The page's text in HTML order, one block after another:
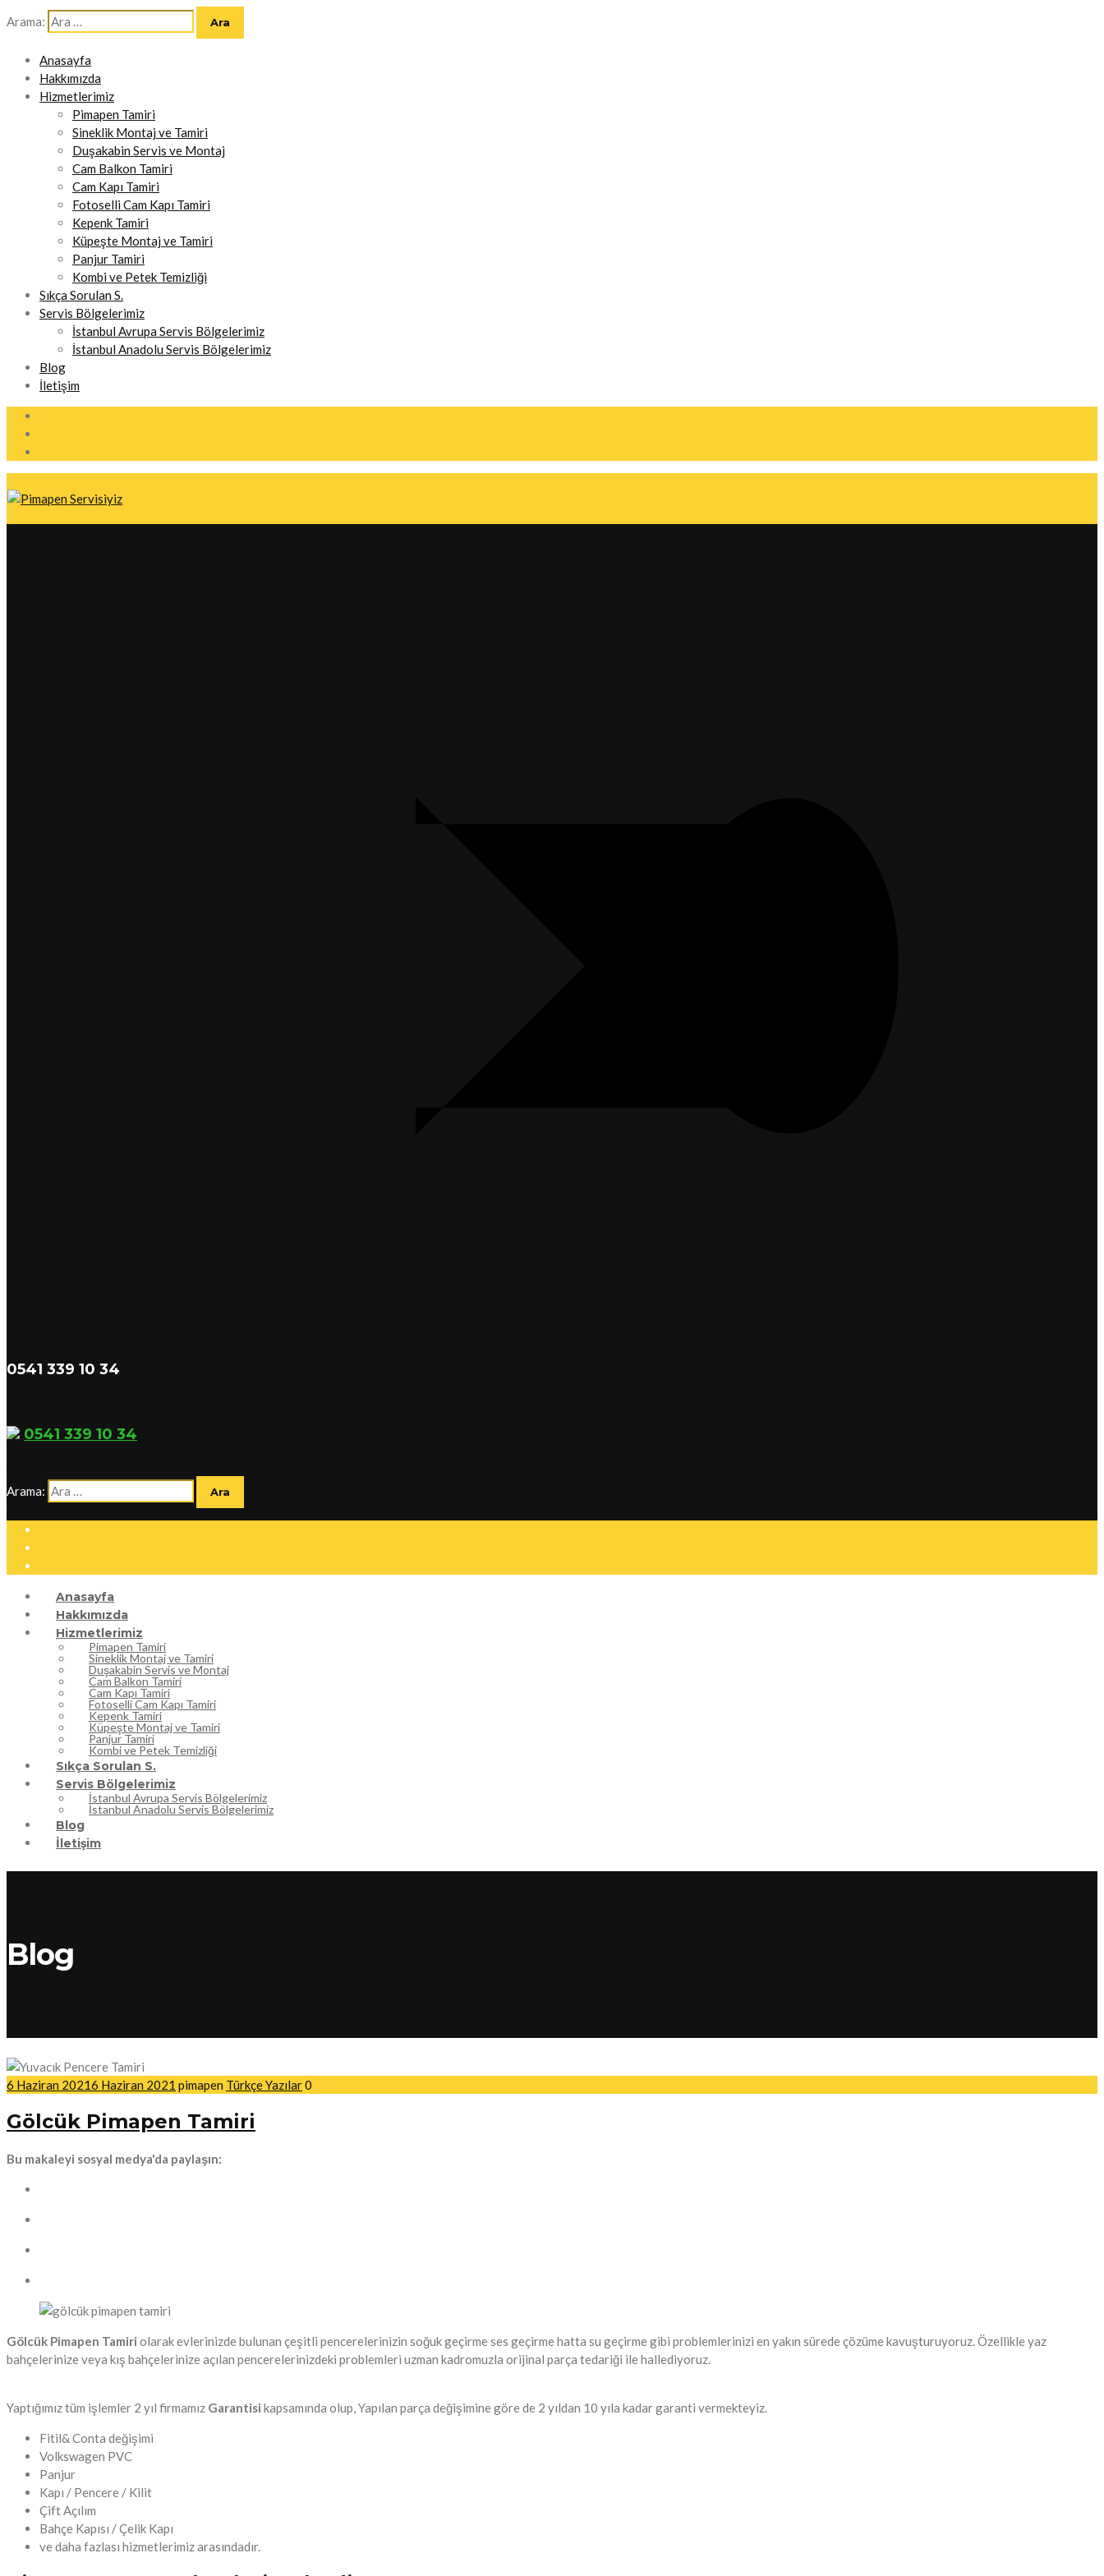
Arama:
Anasayfa
Hakkımızda
Hizmetlerimiz
Pimapen Tamiri
Sineklik Montaj ve Tamiri
Duşakabin Servis ve Montaj
Cam Balkon Tamiri
Cam Kapı Tamiri
Fotoselli Cam Kapı Tamiri
Kepenk Tamiri
Küpeşte Montaj ve Tamiri
Panjur Tamiri
Kombi ve Petek Temizliği
Sıkça Sorulan S.
Servis Bölgelerimiz
İstanbul Avrupa Servis Bölgelerimiz
İstanbul Anadolu Servis Bölgelerimiz
Blog
İletişim
0541 339 10 34
0541 339 10 34
Arama:
Anasayfa
Hakkımızda
Hizmetlerimiz
Pimapen Tamiri
Sineklik Montaj ve Tamiri
Duşakabin Servis ve Montaj
Cam Balkon Tamiri
Cam Kapı Tamiri
Fotoselli Cam Kapı Tamiri
Kepenk Tamiri
Küpeşte Montaj ve Tamiri
Panjur Tamiri
Kombi ve Petek Temizliği
Sıkça Sorulan S.
Servis Bölgelerimiz
İstanbul Avrupa Servis Bölgelerimiz
İstanbul Anadolu Servis Bölgelerimiz
Blog
İletişim
Blog
6 Haziran 20216 Haziran 2021 pimapen Türkçe Yazılar0
Gölcük Pimapen Tamiri
Bu makaleyi sosyal medya'da paylaşın:
Gölcük Pimapen Tamiri olarak evlerinizde bulunan çeşitli pencerelerinizin soğuk geçirme ses geçirme hatta su geçirme gibi problemlerinizi en yakın sürede çözüme kavuşturuyoruz. Özellikle yaz
bahçelerinize veya kış bahçelerinize açılan pencerelerinizdeki problemleri uzman kadromuzla orijinal parça tedariği ile hallediyoruz.
Yaptığımız tüm işlemler 2 yıl firmamız Garantisi kapsamında olup, Yapılan parça değişimine göre de 2 yıldan 10 yıla kadar garanti vermekteyiz.
Fitil& Conta değişimi
Volkswagen PVC
Panjur
Kapı / Pencere / Kilit
Çift Açılım
Bahçe Kapısı / Çelik Kapı
ve daha fazlası hizmetlerimiz arasındadır.